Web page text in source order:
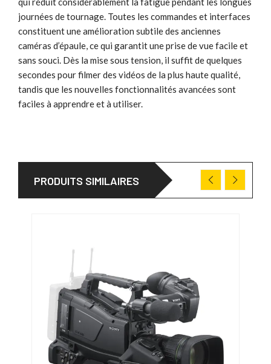
journées de tournage. Toutes les commandes et interfaces
constituent une amélioration subtile des anciennes
caméras d’épaule, ce qui garantit une prise de vue facile et
sans souci. Dès la mise sous tension, il suffit de quelques
secondes pour filmer des vidéos de la plus haute qualité,
tandis que les nouvelles fonctionnalités avancées sont
faciles à apprendre et à utiliser.
PRODUITS SIMILAIRES